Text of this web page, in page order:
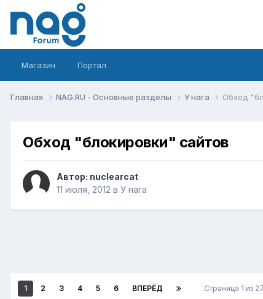
Магазин Портал
Главная NAG.RU - Основные разделы У нага Обход
Обход "блокировки" сайтов
Автор: nuclearcat
11 июля, 2012 в У нага
1 2 3 4 5 6 ВПЕРЁД Страница 1 из 27